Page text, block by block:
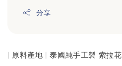
分享
| 原料產地 | 泰國純手工製 索拉花